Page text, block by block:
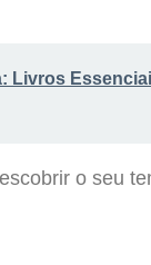
Livros
o seu